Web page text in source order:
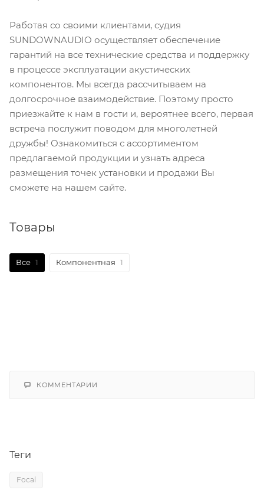
Работая со своими клиентами, судия
SUNDOWNAUDIO осуществляет обеспечение
гарантий на все технические средства и поддержку
в процессе эксплуатации акустических
компонентов. Мы всегда рассчитываем на
долгосрочное взаимодействие. Поэтому просто
приезжайте к нам в гости и, вероятнее всего, первая
встреча послужит поводом для многолетней
дружбы! Ознакомиться с ассортиментом
предлагаемой продукции и узнать адреса
размещения точек установки и продажи Вы
сможете на нашем сайте.
Товары
Все 1 Компонентная 1
КОММЕНТАРИИ
Теги
Focal